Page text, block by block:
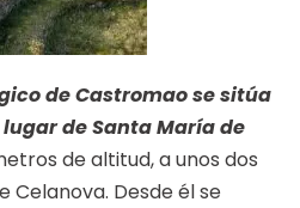
de Castromao se sitúa
de Santa María de
de altitud, a unos dos
Celanova. Desde él se